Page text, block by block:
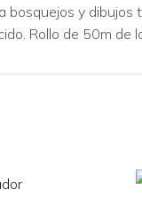
bosquejos y
Rollo de 50m de